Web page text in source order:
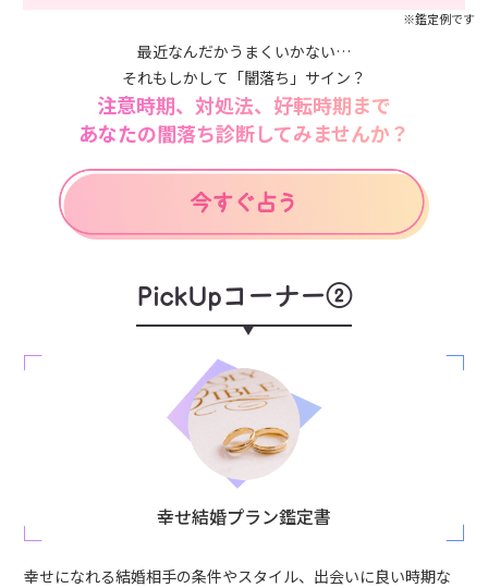
※鑑定例です
最近なんだかうまくいかない…
それもしかして「闇落ち」サイン？
注意時期、対処法、好転時期まで
あなたの闇落ち診断してみませんか？
PickUpコーナー②
幸せ結婚プラン鑑定書
幸せになれる結婚相手の条件やスタイル、出会いに良い時期な